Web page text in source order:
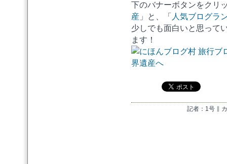
下のバナーボタンをクリ
産 」と、「 人気ブログラ
少しでも面白いと思って
ます！
記者：1号 ∥